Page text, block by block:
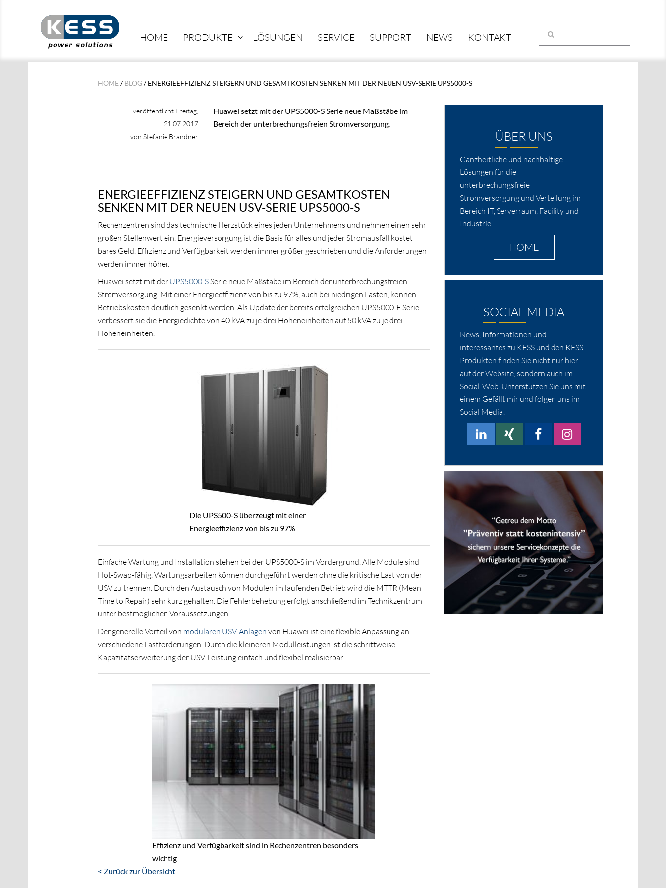
HOME PRODUKTE LÖSUNGEN SERVICE SUPPORT NEWS KONTAKT
HOME/BLOG/ ENERGIEEFFIZIENZ STEIGERN UND GESAMTKOSTEN SENKEN MIT DER NEUEN USV-SERIE UPS5000-S
veröffentlicht Freitag,
21.07.2017
von Stefanie Brandner
Huawei setzt mit der UPS5000-S Serie neue Maßstäbe im
Bereich der unterbrechungsfreien Stromversorgung.
ENERGIEEFFIZIENZ STEIGERN UND GESAMTKOSTEN
SENKEN MIT DER NEUEN USV-SERIE UPS5000-S
Rechenzentren sind das technische Herzstück eines jeden Unternehmens und nehmen einen sehr
großen Stellenwert ein. Energieversorgung ist die Basis für alles und jeder Stromausfall kostet
bares Geld. Effizienz und Verfügbarkeit werden immer größer geschrieben und die Anforderungen
werden immer höher.
Huawei setzt mit der UPS5000-SSerie neue Maßstäbe im Bereich der unterbrechungsfreien
Stromversorgung. Mit einer Energieeffizienz von bis zu 97%, auch bei niedrigen Lasten, können
Betriebskosten deutlich gesenkt werden. Als Update der bereits erfolgreichen UPS5000-E Serie
verbessert sie die Energiedichte von 40 kVA zu je drei Höheneinheiten auf 50 kVA zu je drei
Höheneinheiten.
Die UPS500-S überzeugt mit einer
Energieeffizienz von bis zu 97%
Einfache Wartung und Installation stehen bei der UPS5000-S im Vordergrund. Alle Module sind
Hot-Swap-fähig. Wartungsarbeiten können durchgeführt werden ohne die kritische Last von der
USV zu trennen. Durch den Austausch von Modulen im laufenden Betrieb wird die MTTR (Mean
Time to Repair) sehr kurz gehalten. Die Fehlerbehebung erfolgt anschließend im Technikzentrum
unter bestmöglichen Voraussetzungen.
Der generelle Vorteil von modularen USV-Anlagen von Huawei ist eine flexible Anpassung an
verschiedene Lastforderungen. Durch die kleineren Modulleistungen ist die schrittweise
Kapazitätserweiterung der USV-Leistung einfach und flexibel realisierbar.
Effizienz und Verfügbarkeit sind in Rechenzentren besonders
wichtig
< Zurück zur Übersicht
ÜBER UNS
Ganzheitliche und nachhaltige
Lösungen für die
unterbrechungsfreie
Stromversorgung und Verteilung im
Bereich IT, Serverraum, Facility und
Industrie
HOME
SOCIAL MEDIA
News, Informationen und
interessantes zu KESS und den KESS-
Produkten finden Sie nicht nur hier
auf der Website, sondern auch im
Social-Web. Unterstützen Sie uns mit
einem Gefällt mir und folgen uns im
Social Media!